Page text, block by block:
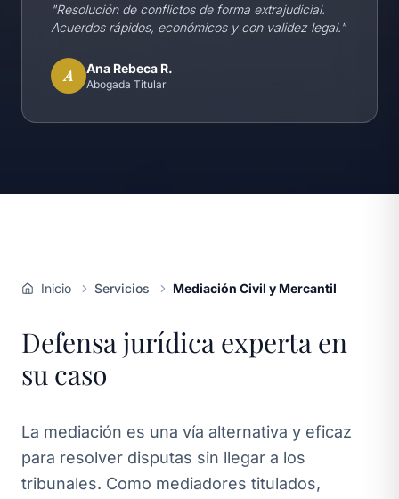
"Resolución de conflictos de forma extrajudicial.
Acuerdos rápidos, económicos y con validez legal."
A Ana Rebeca R.
Abogada Titular
Inicio Servicios Mediación Civil y Mercantil
Defensa jurídica experta en
su caso
La mediación es una vía alternativa y eficaz
para resolver disputas sin llegar a los
tribunales. Como mediadores titulados,